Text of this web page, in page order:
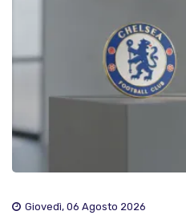
Giovedì, 06 Agosto 2026